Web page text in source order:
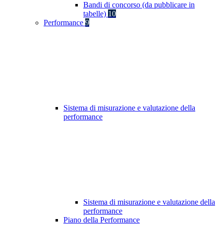
Bandi di concorso (da pubblicare in
tabelle) 10
Performance 9
Sistema di misurazione e valutazione della
performance
Sistema di misurazione e valutazione della
performance
Piano della Performance